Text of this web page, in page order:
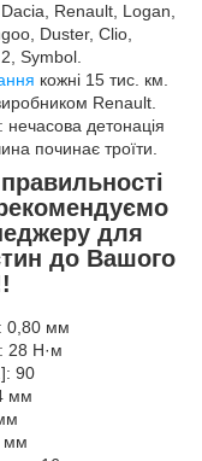
Renault, Logan,
Duster, Clio,
Symbol.
кожні 15 тис. км.
Renault.
нечасова детонація
починає троїти.
для
до Вашого
0,80 мм
28 Н·м
90
мм
мм